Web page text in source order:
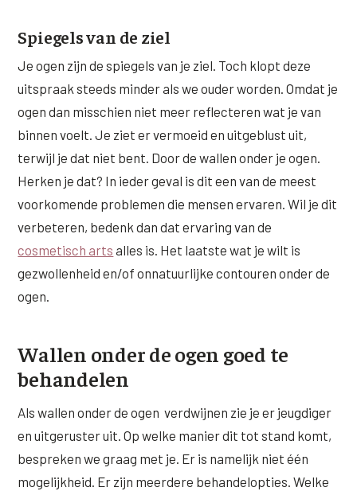
Spiegels van de ziel
Je ogen zijn de spiegels van je ziel. Toch klopt deze
uitspraak steeds minder als we ouder worden. Omdat je
ogen dan misschien niet meer reflecteren wat je van
binnen voelt. Je ziet er vermoeid en uitgeblust uit,
terwijl je dat niet bent. Door de wallen onder je ogen.
Herken je dat? In ieder geval is dit een van de meest
voorkomende problemen die mensen ervaren. Wil je dit
verbeteren, bedenk dan dat ervaring van de
cosmetisch arts alles is. Het laatste wat je wilt is
gezwollenheid en/of onnatuurlijke contouren onder de
ogen.
Wallen onder de ogen goed te
behandelen
Als wallen onder de ogen verdwijnen zie je er jeugdiger
en uitgeruster uit. Op welke manier dit tot stand komt,
bespreken we graag met je. Er is namelijk niet één
mogelijkheid. Er zijn meerdere behandelopties. Welke